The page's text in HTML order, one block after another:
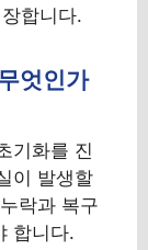
합니다.
엇인가
기화를 진
이 발생할
락과 복구
합니다.